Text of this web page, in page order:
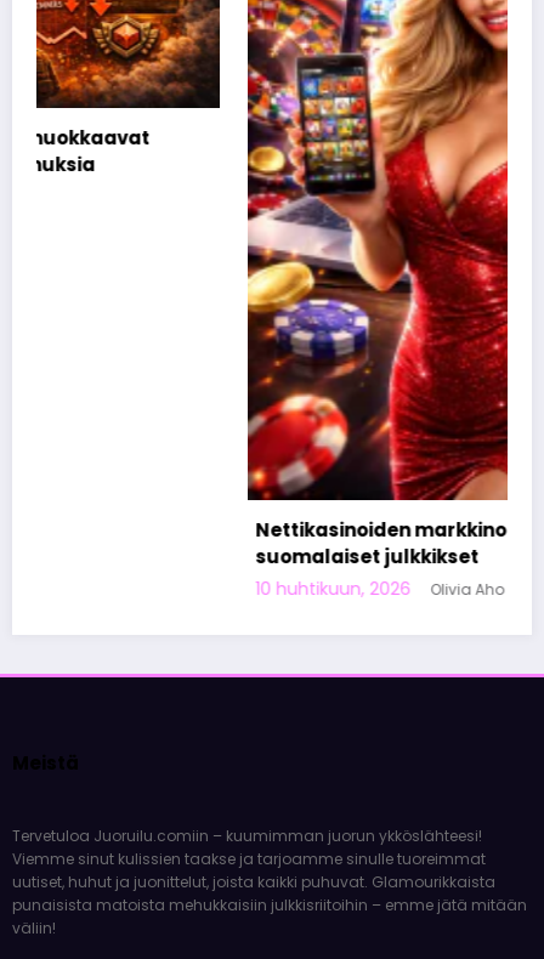
Nettikasinoiden markkinoinnista tunnetut
suomalaiset julkkikset
Olivia Aho
Meistä
Tervetuloa Juoruilu.comiin – kuumimman juorun ykköslähteesi!
Viemme sinut kulissien taakse ja tarjoamme sinulle tuoreimmat
uutiset, huhut ja juonittelut, joista kaikki puhuvat. Glamourikkaista
punaisista matoista mehukkaisiin julkkisriitoihin – emme jätä mitään